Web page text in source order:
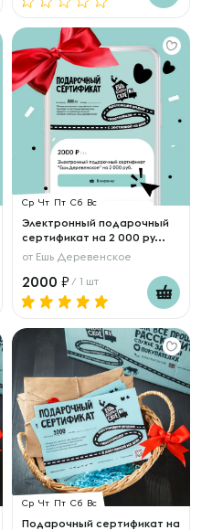
Ср Чт Пт Сб Вс
Электронный подарочный
сертификат на 2 000 ру...
от Ешь Деревенское
2000 / 1 шт
Ср Чт Пт Сб Вс
Подарочный сертификат на